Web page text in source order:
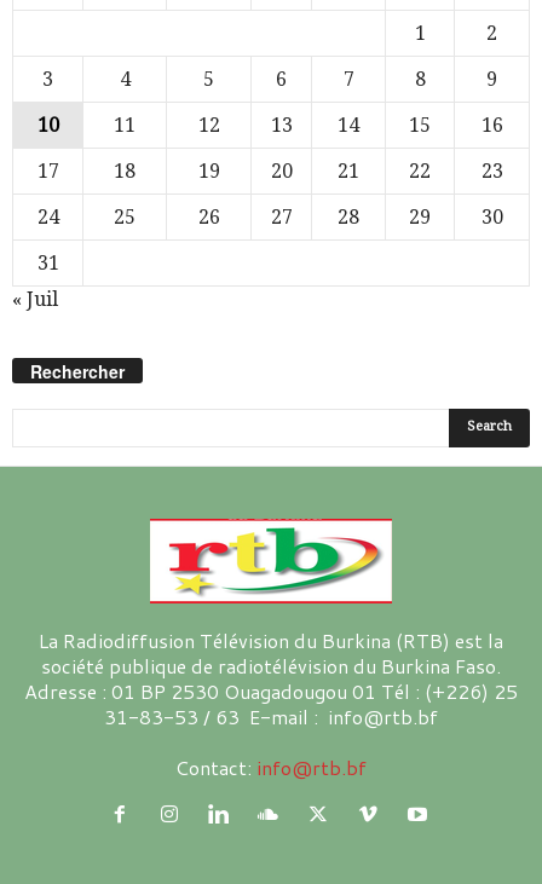
1
2
3
4 5 6 7 8
9
10
11 12 13 14 15
16
17
18 19 20 21 22
23
24
25 26 27 28 29
30
31
« Juil
Rechercher
La Radiodiffusion Télévision du Burkina (RTB) est la
société publique de radiotélévision du Burkina Faso.
Adresse : 01 BP 2530 Ouagadougou 01 Tél : (+226) 25
31-83-53 / 63 E-mail : info@rtb.bf
Contact: info@rtb.bf